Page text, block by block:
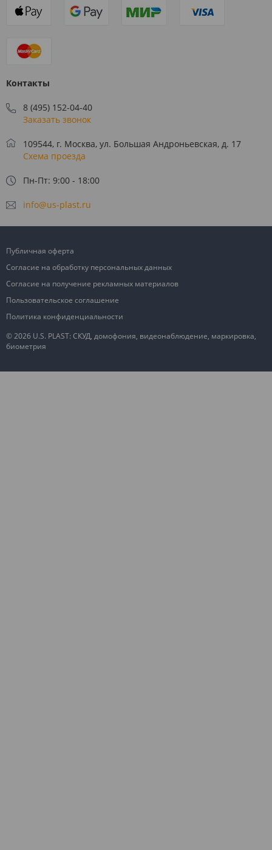
Контакты
8 (495) 152-04-40
Заказать звонок
109544, г. Москва, ул. Большая Андроньевская, д. 17
Схема проезда
Пн-Пт: 9:00 - 18:00
info@us-plast.ru
© 2026 U.S. PLAST: СКУД, домофония, видеонаблюдение, маркировка,
биометрия
Публичная оферта
Согласие на обработку персональных данных
Согласие на получение рекламных материалов
Пользовательское соглашение
Политика конфиденциальности